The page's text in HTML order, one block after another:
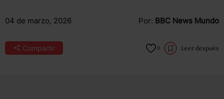
04 de marzo, 2026 Por: BBC News Mundo
Compartir 0 Leer después